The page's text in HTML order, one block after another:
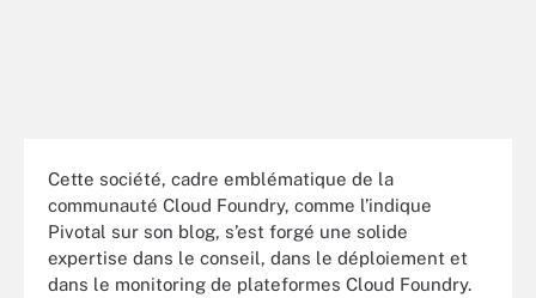
Cette société, cadre emblématique de la
communauté Cloud Foundry, comme l’indique
Pivotal sur son blog, s’est forgé une solide
expertise dans le conseil, dans le déploiement et
dans le monitoring de plateformes Cloud Foundry.